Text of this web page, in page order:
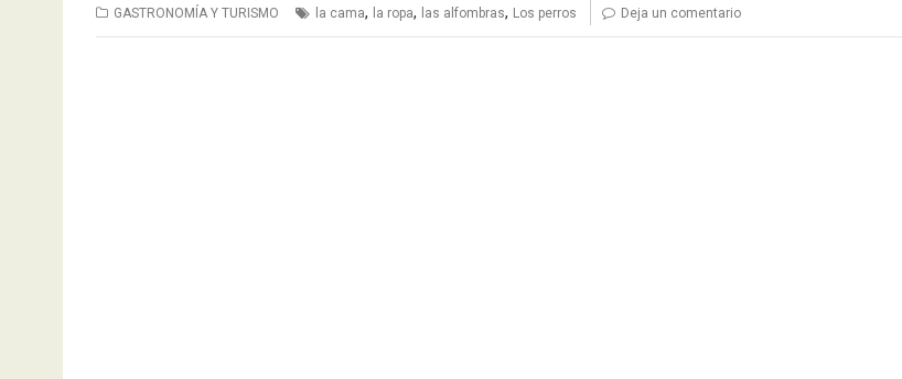
GASTRONOMÍA Y TURISMO la cama, la ropa, las alfombras, Los perros Deja un comentario